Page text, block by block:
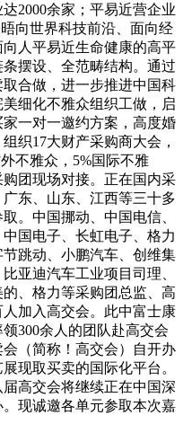
2000余家；平易近营企业
向世界科技前沿、面向经
人平易近生命健康的高平
摆设、全范畴结构。通过
合做，进一步推进中国科
细化不雅众组织工做，启
一对一邀约方案，高度婚
织17大财产采购商大会，
不雅众，5%国际不雅
团现场对接。正在国内采
东、山东、江西等三十多
。中国挪动、中国电信、
国电子、长虹电子、格力
跳动、小鹏汽车、创维集
亚迪汽车工业项目司理、
、格力等采购团总监、高
加入高交会。此中富士康
300余人的团队赴高交会
（简称！高交会）自开办
现取买卖的国际化平台。
届高交会将继续正在中国深
现诚邀各单元参取本次嘉